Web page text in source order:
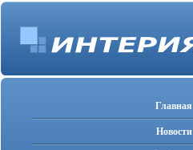
Главная
Новости